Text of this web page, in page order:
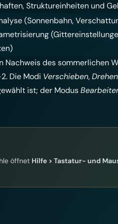
Struktureinheiten und
(Sonnenbahn,
Nachweis des sommerlichen
. Die Modi Verschieben,Drehen
ist; der Modus
öffnet Hilfe > Tastatur- und